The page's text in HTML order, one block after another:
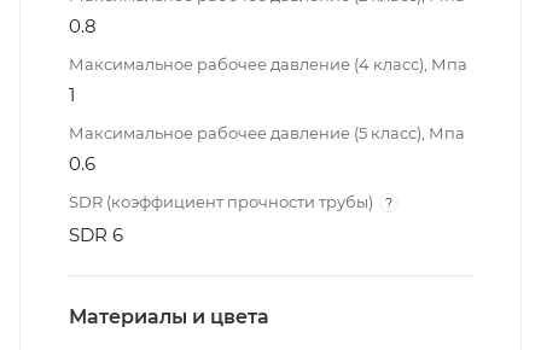
0.8
Максимальное рабочее давление (4 класс), Мпа
1
Максимальное рабочее давление (5 класс), Мпа
0.6
SDR (коэффициент прочности трубы) ?
SDR 6
Материалы и цвета